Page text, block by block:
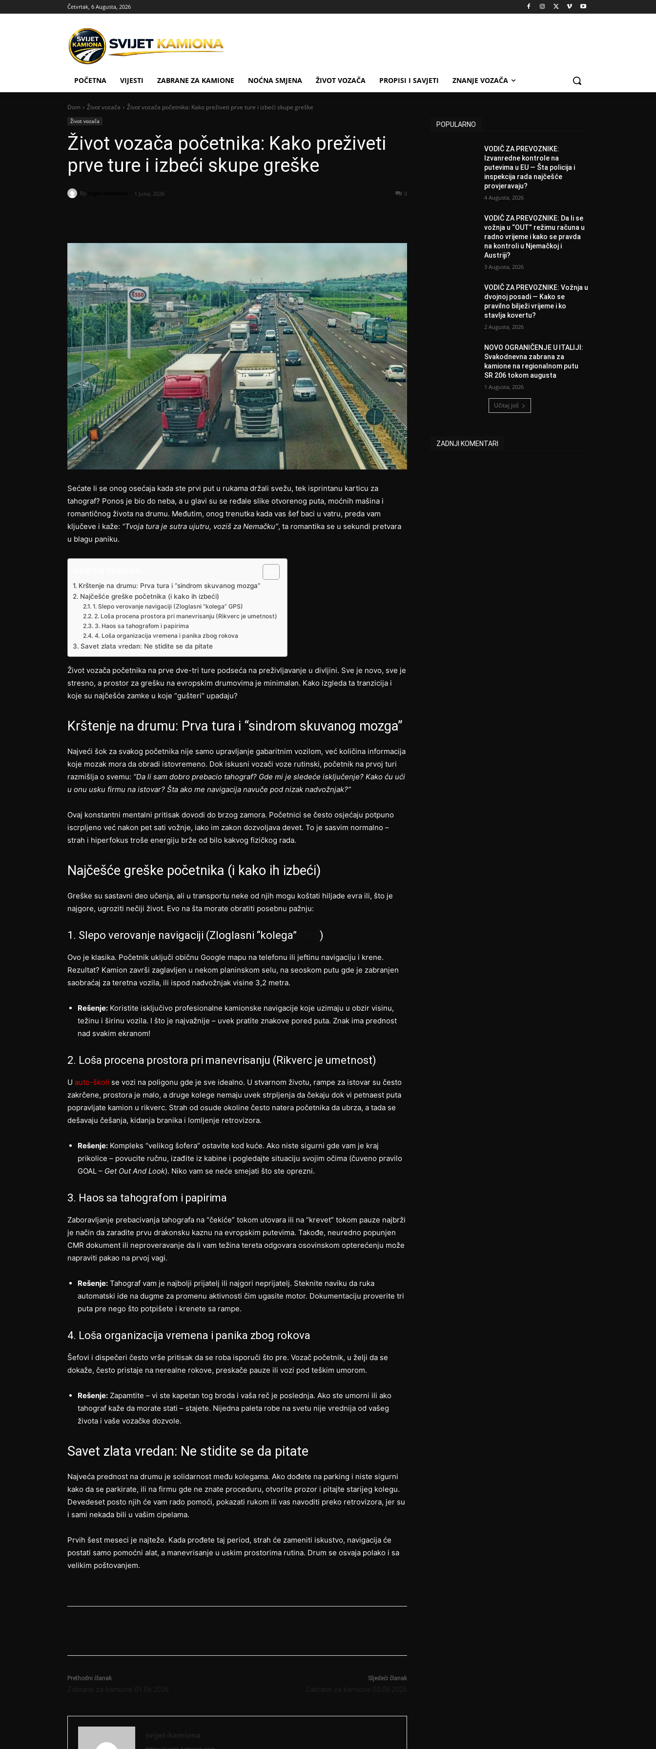
Četvrtak, 6 Augusta, 2026
POČETNA VIJESTI ZABRANE ZA KAMIONE NOĆNA SMJENA ŽIVOT VOZAČA PROPISI I SAVJETI ZNANJE VOZAČA
Dom Život vozača Život vozača početnika: Kako preživeti prve ture i izbeći skupe greške
Život vozača
Život vozača početnika: Kako preživeti
prve ture i izbeći skupe greške
By 1 Juna, 2026 0
Sećate li se onog osećaja kada ste prvi put u rukama držali svežu, tek isprintanu karticu za
tahograf? Ponos je bio do neba, a u glavi su se ređale slike otvorenog puta, moćnih mašina i
romantičnog života na drumu. Međutim, onog trenutka kada vas šef baci u vatru, preda vam
ključeve i kaže: “Tvoja tura je sutra ujutru, voziš za Nemačku”, ta romantika se u sekundi pretvara
u blagu paniku.
Krštenje na drumu: Prva tura i “sindrom skuvanog mozga”
Najčešće greške početnika (i kako ih izbeći)
1. Slepo verovanje navigaciji (Zloglasni “kolega” GPS)
2. Loša procena prostora pri manevrisanju (Rikverc je umetnost)
3. Haos sa tahografom i papirima
4. Loša organizacija vremena i panika zbog rokova
Savet zlata vredan: Ne stidite se da pitate
Život vozača početnika na prve dve-tri ture podseća na preživljavanje u divljini. Sve je novo, sve je
stresno, a prostor za grešku na evropskim drumovima je minimalan. Kako izgleda ta tranzicija i
koje su najčešće zamke u koje “gušteri” upadaju?
Krštenje na drumu: Prva tura i “sindrom skuvanog mozga”
Najveći šok za svakog početnika nije samo upravljanje gabaritnim vozilom, već količina informacija
koje mozak mora da obradi istovremeno. Dok iskusni vozači voze rutinski, početnik na prvoj turi
razmišlja o svemu: “Da li sam dobro prebacio tahograf? Gde mi je sledeće isključenje? Kako ću ući
u onu usku firmu na istovar? Šta ako me navigacija navuče pod nizak nadvožnjak?”
Ovaj konstantni mentalni pritisak dovodi do brzog zamora. Početnici se često osjećaju potpuno
iscrpljeno već nakon pet sati vožnje, iako im zakon dozvoljava devet. To je sasvim normalno –
strah i hiperfokus troše energiju brže od bilo kakvog fizičkog rada.
Najčešće greške početnika (i kako ih izbeći)
Greške su sastavni deo učenja, ali u transportu neke od njih mogu koštati hiljade evra ili, što je
najgore, ugroziti nečiji život. Evo na šta morate obratiti posebnu pažnju:
1. Slepo verovanje navigaciji (Zloglasni “kolega” )
Ovo je klasika. Početnik uključi običnu Google mapu na telefonu ili jeftinu navigaciju i krene.
Rezultat? Kamion završi zaglavljen u nekom planinskom selu, na seoskom putu gde je zabranjen
saobraćaj za teretna vozila, ili ispod nadvožnjak visine 3,2 metra.
Rešenje: Koristite isključivo profesionalne kamionske navigacije koje uzimaju u obzir visinu,
težinu i širinu vozila. I što je najvažnije – uvek pratite znakove pored puta. Znak ima prednost
nad svakim ekranom!
2. Loša procena prostora pri manevrisanju (Rikverc je umetnost)
U auto-školi se vozi na poligonu gde je sve idealno. U stvarnom životu, rampe za istovar su često
zakrčene, prostora je malo, a druge kolege nemaju uvek strpljenja da čekaju dok vi petnaest puta
popravljate kamion u rikverc. Strah od osude okoline često natera početnika da ubrza, a tada se
dešavaju češanja, kidanja branika i lomljenje retrovizora.
Rešenje: Kompleks “velikog šofera” ostavite kod kuće. Ako niste sigurni gde vam je kraj
prikolice – povucite ručnu, izađite iz kabine i pogledajte situaciju svojim očima (čuveno pravilo
GOAL – Get Out And Look). Niko vam se neće smejati što ste oprezni.
3. Haos sa tahografom i papirima
Zaboravljanje prebacivanja tahografa na “čekiće” tokom utovara ili na “krevet” tokom pauze najbrži
je način da zaradite prvu drakonsku kaznu na evropskim putevima. Takođe, neuredno popunjen
CMR dokument ili neproveravanje da li vam težina tereta odgovara osovinskom opterećenju može
napraviti pakao na prvoj vagi.
Rešenje: Tahograf vam je najbolji prijatelj ili najgori neprijatelj. Steknite naviku da ruka
automatski ide na dugme za promenu aktivnosti čim ugasite motor. Dokumentaciju proverite tri
puta pre nego što potpišete i krenete sa rampe.
4. Loša organizacija vremena i panika zbog rokova
Šefovi i dispečeri često vrše pritisak da se roba isporuči što pre. Vozač početnik, u želji da se
dokaže, često pristaje na nerealne rokove, preskače pauze ili vozi pod teškim umorom.
Rešenje: Zapamtite – vi ste kapetan tog broda i vaša reč je poslednja. Ako ste umorni ili ako
tahograf kaže da morate stati – stajete. Nijedna paleta robe na svetu nije vrednija od vašeg
života i vaše vozačke dozvole.
Savet zlata vredan: Ne stidite se da pitate
Najveća prednost na drumu je solidarnost među kolegama. Ako dođete na parking i niste sigurni
kako da se parkirate, ili na firmu gde ne znate proceduru, otvorite prozor i pitajte starijeg kolegu.
Devedeset posto njih će vam rado pomoći, pokazati rukom ili vas navoditi preko retrovizora, jer su
i sami nekada bili u vašim cipelama.
Prvih šest meseci je najteže. Kada prođete taj period, strah će zameniti iskustvo, navigacija će
postati samo pomoćni alat, a manevrisanje u uskim prostorima rutina. Drum se osvaja polako i sa
velikim poštovanjem.
Prethodni članak Sljedeći članak
POPULARNO
VODIČ ZA PREVOZNIKE:
Izvanredne kontrole na
putevima u EU — Šta policija i
inspekcija rada najčešće
provjeravaju?
4 Augusta, 2026
VODIČ ZA PREVOZNIKE: Da li se
vožnja u “OUT” režimu računa u
radno vrijeme i kako se pravda
na kontroli u Njemačkoj i
Austriji?
3 Augusta, 2026
VODIČ ZA PREVOZNIKE: Vožnja u
dvojnoj posadi — Kako se
pravilno bilježi vrijeme i ko
stavlja kovertu?
2 Augusta, 2026
NOVO OGRANIČENJE U ITALIJI:
Svakodnevna zabrana za
kamione na regionalnom putu
SR 206 tokom augusta
1 Augusta, 2026
Učitaj još
ZADNJI KOMENTARI